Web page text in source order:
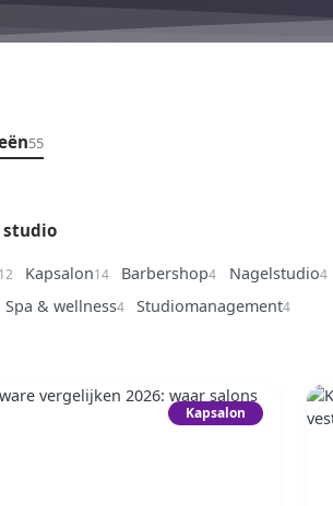
55
studio
12 Kapsalon14 Barbershop4 Nagelstudio4
Spa & wellness4 Studiomanagement4
Kapsalon